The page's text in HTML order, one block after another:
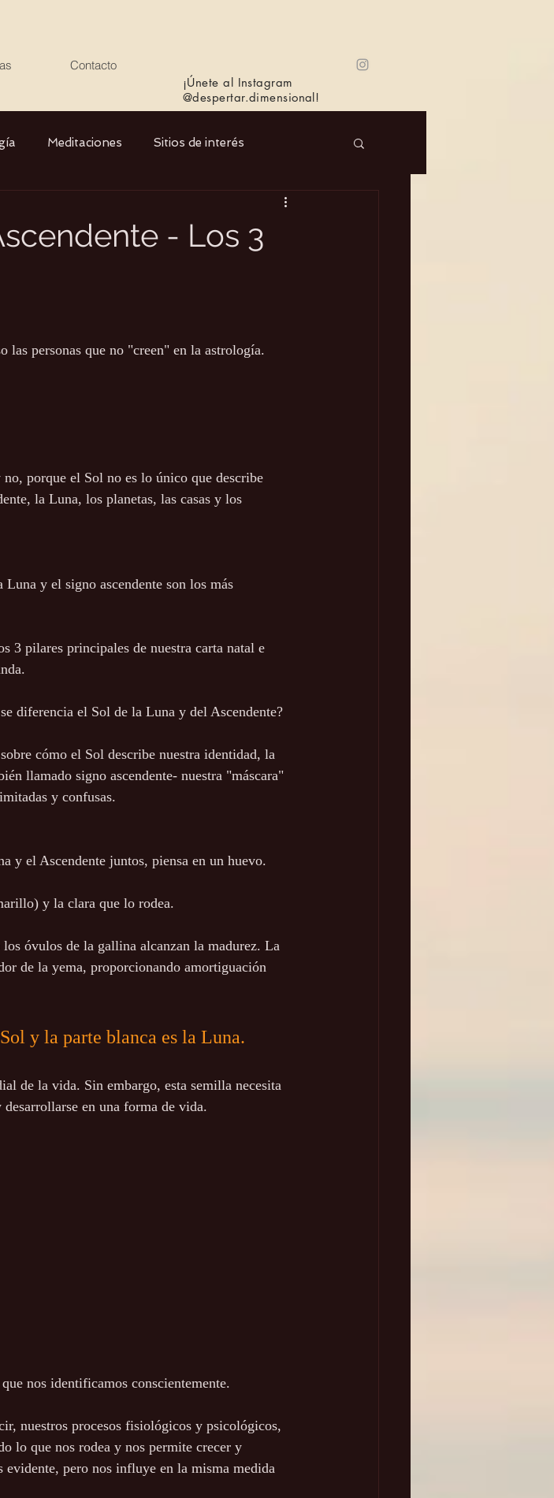
Contacto
¡Únete al Instagram
@despertar.dimensional!
Meditaciones Sitios de interés
Música
- Los 3
las personas que no "creen" en la astrología.
porque el Sol no es lo único que describe
la Luna, los planetas, las casas y los
y el signo ascendente son los más
3 pilares principales de nuestra carta natal e
diferencia el Sol de la Luna y del Ascendente?
cómo el Sol describe nuestra identidad, la
llamado signo ascendente- nuestra "máscara"
y confusas.
y el Ascendente juntos, piensa en un huevo.
y la clara que lo rodea.
óvulos de la gallina alcanzan la madurez. La
de la yema, proporcionando amortiguación
y la parte blanca es la Luna.
de la vida. Sin embargo, esta semilla necesita
en una forma de vida.
nos identificamos conscientemente.
nuestros procesos fisiológicos y psicológicos,
lo que nos rodea y nos permite crecer y
pero nos influye en la misma medida